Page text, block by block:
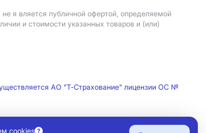
я вляется публичной офертой, определяемой
и стоимости указанных товаров и (или)
АО "Т-Страхование" лицензии ОС №
cookies